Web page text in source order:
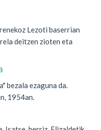
Lezoti baserrian
deitzen zioten eta
bezala ezaguna da.
1954an.